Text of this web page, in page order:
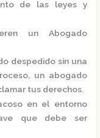
de las leyes y
un Abogado
despedido sin una
un abogado
tus derechos.
en el entorno
que debe ser